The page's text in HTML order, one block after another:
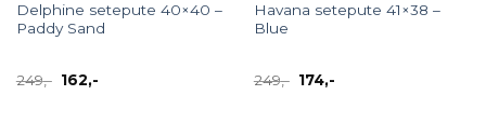
Delphine setepute 40×40 –
Paddy Sand
249,- Opprinnelig
162,-Nåværende
Havana setepute 41×38 –
Blue
249,- Opprinnelig
174,-Nåværende